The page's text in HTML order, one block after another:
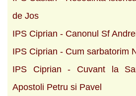
de Jos
IPS Ciprian - Canonul Sf
IPS Ciprian - Cum sarbatorim
IPS Ciprian - Cuvant la
Apostoli Petru si Pavel